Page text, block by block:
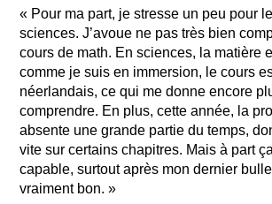
« Pour ma part, je stresse un peu pour
sciences. J’avoue ne pas très bien
cours de math. En sciences, la matière
comme je suis en immersion, le cours
néerlandais, ce qui me donne encore
comprendre. En plus, cette année, la
absente une grande partie du temps,
vite sur certains chapitres. Mais à part
capable, surtout après mon dernier
vraiment bon. »